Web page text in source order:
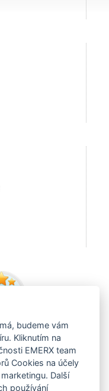
budeme vám
Kliknutím na
EMERX team
Cookies na účely
Další
používání